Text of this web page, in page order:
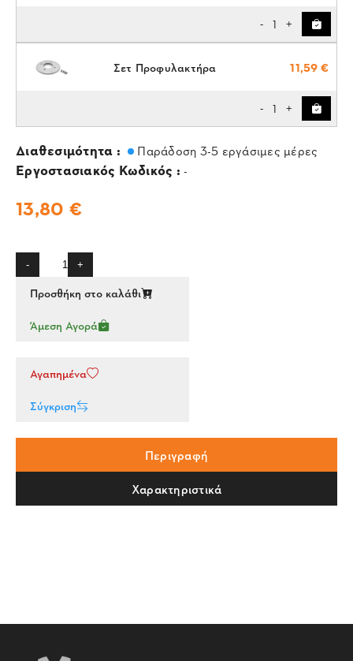
- 1 +
Σετ Προφυλακτήρα 11,59 €
- 1 +
Διαθεσιμότητα : Παράδοση 3-5 εργάσιμες μέρες
Εργοστασιακός Κωδικός : -
13,80 €
- +
Προσθήκη στο καλάθι
Άμεση Αγορά
Αγαπημένα
Σύγκριση
Περιγραφή
Χαρακτηριστικά